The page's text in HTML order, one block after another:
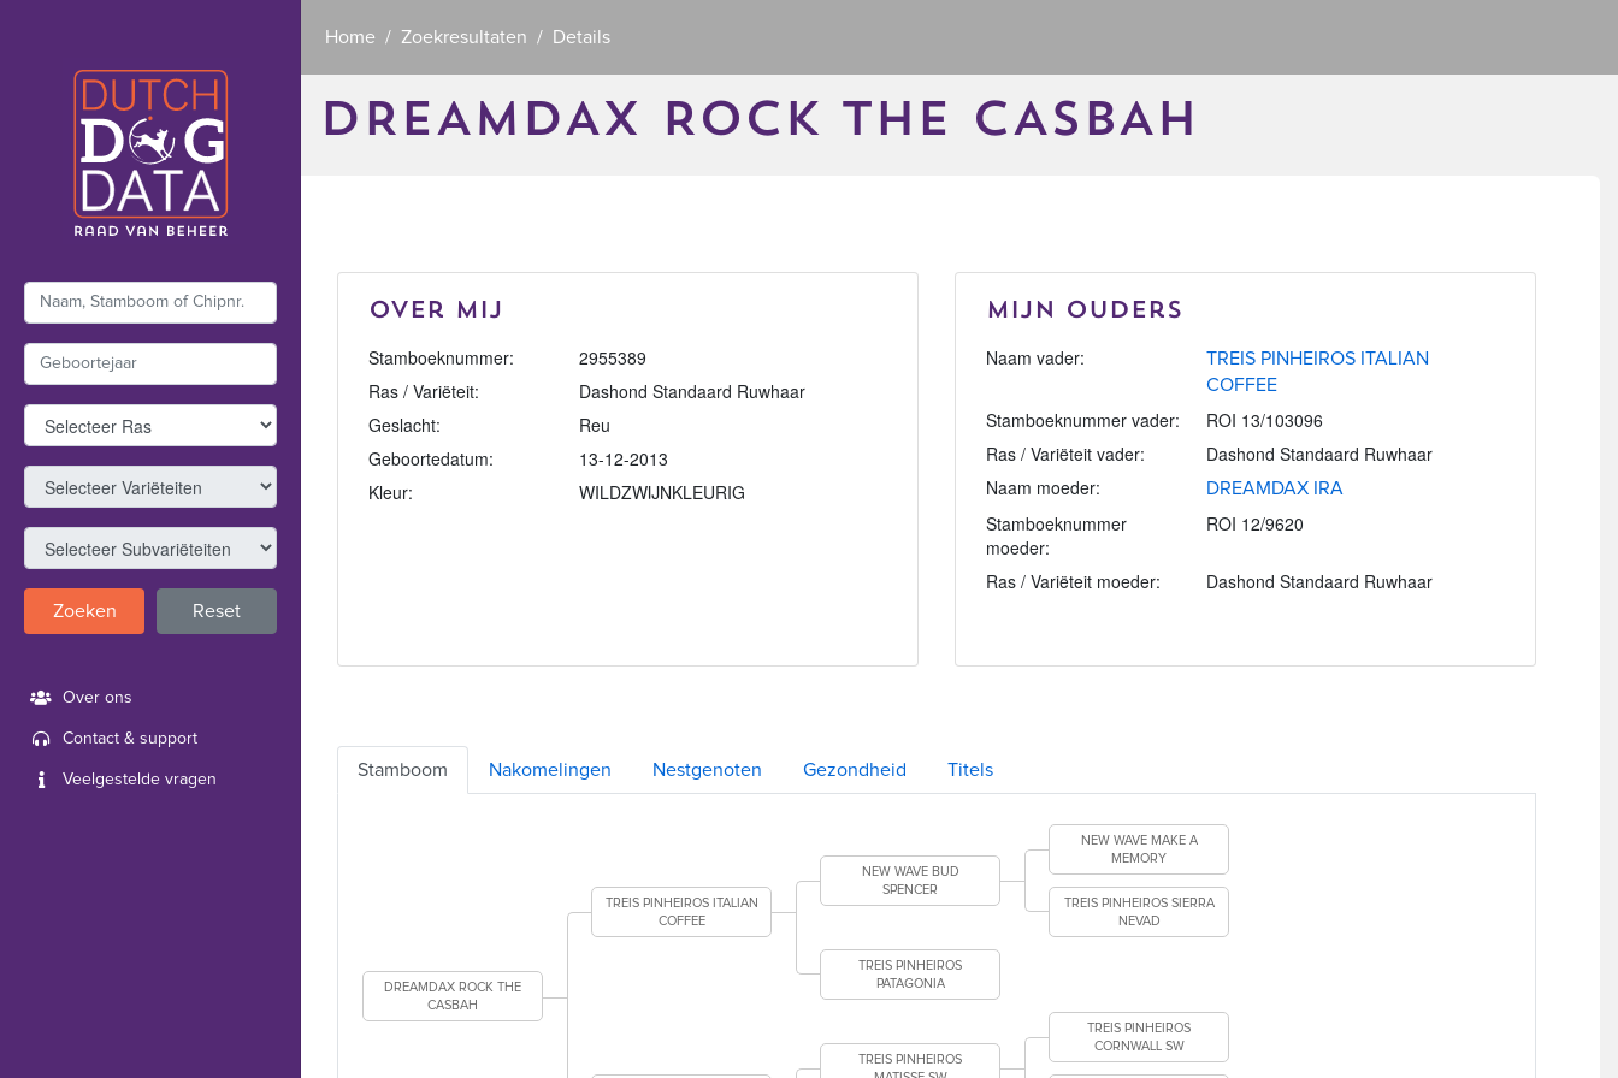
Zoeken Reset
Over ons
Contact & support
Veelgestelde vragen
Home Zoekresultaten Details
DREAMDAX ROCK THE CASBAH
Over mij
Stamboeknummer:
2955389
Ras / Variëteit:
Dashond Standaard Ruwhaar
Geslacht:
Reu
Geboortedatum:
13-12-2013
Kleur:
WILDZWIJNKLEURIG
Mijn Ouders
Naam vader:
TREIS PINHEIROS ITALIAN
COFFEE
Stamboeknummer vader:
ROI 13/103096
Ras / Variëteit vader:
Dashond Standaard Ruwhaar
Naam moeder:
DREAMDAX IRA
Stamboeknummer
moeder:
ROI 12/9620
Ras / Variëteit moeder: Dashond Standaard Ruwhaar
Stamboom Nakomelingen Nestgenoten Gezondheid Titels
DREAMDAX ROCK THE
CASBAH
TREIS PINHEIROS ITALIAN
COFFEE
NEW WAVE BUD
SPENCER
NEW WAVE MAKE A
MEMORY
TREIS PINHEIROS SIERRA
NEVAD
TREIS PINHEIROS
PATAGONIA
TREIS PINHEIROS
TREIS PINHEIROS
CORNWALL SW